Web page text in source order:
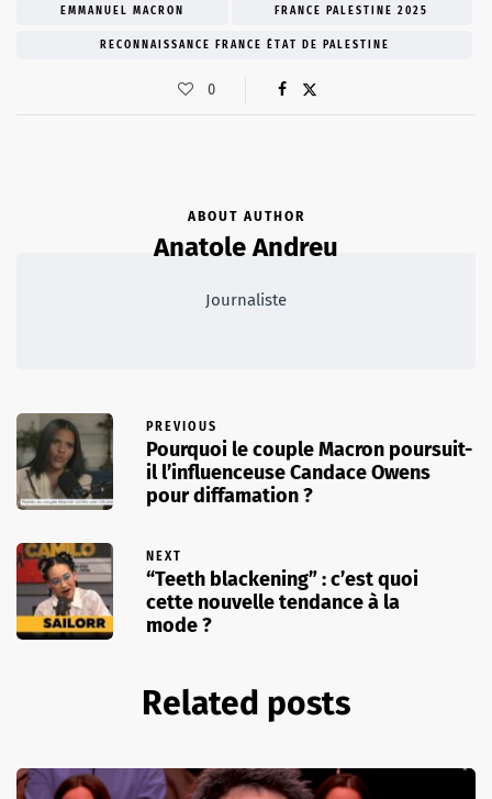
EMMANUEL MACRON FRANCE PALESTINE 2025
RECONNAISSANCE FRANCE ÉTAT DE PALESTINE
0
ABOUT AUTHOR
Anatole Andreu
Journaliste
PREVIOUS
Pourquoi le couple Macron poursuit-
il l’influenceuse Candace Owens
pour diffamation ?
NEXT
“Teeth blackening” : c’est quoi
cette nouvelle tendance à la
mode ?
Related posts